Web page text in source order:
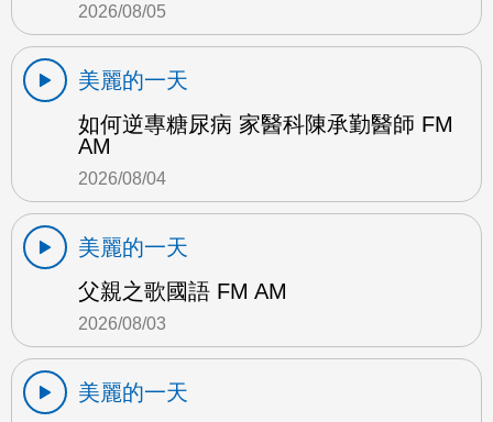
2026/08/05
美麗的一天
如何逆專糖尿病 家醫科陳承勤醫師 FM
AM
2026/08/04
美麗的一天
父親之歌國語 FM AM
2026/08/03
美麗的一天